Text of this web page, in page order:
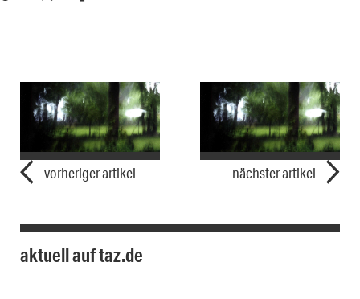
vorheriger artikel nächster artikel
aktuell auf taz.de